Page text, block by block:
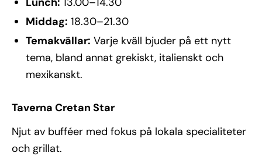
Middag: 18.30–21.30
Temakvällar: Varje kväll bjuder på ett nytt
tema, bland annat grekiskt, italienskt och
mexikanskt.
Taverna Cretan Star
Njut av bufféer med fokus på lokala specialiteter
och grillat.